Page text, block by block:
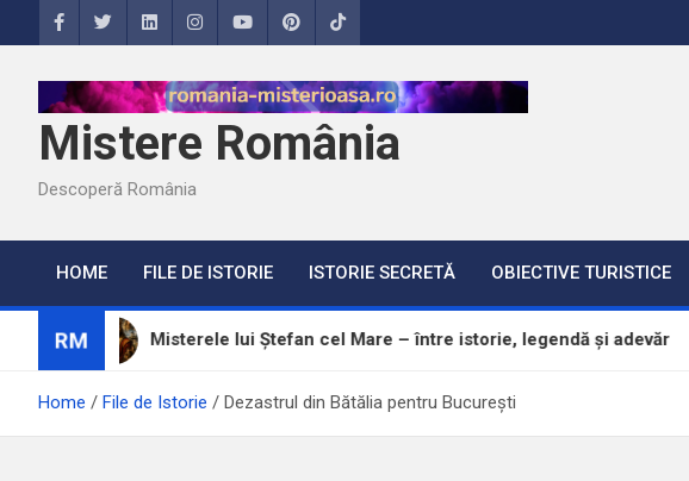
to
Mistere România
Descoperă România
HOME FILE DE ISTORIE ISTORIE SECRETĂ OBIECTIVE TURISTICE
RM
Misterele lui Ștefan cel Mare – între istorie, legendă și adevăr
Home File de Istorie Dezastrul din Bătălia pentru București